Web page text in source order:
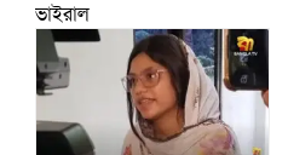
ভাইরাল